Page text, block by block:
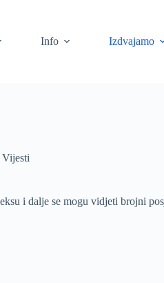
Info Izdvajamo
Vijesti
i dalje se mogu vidjeti brojni